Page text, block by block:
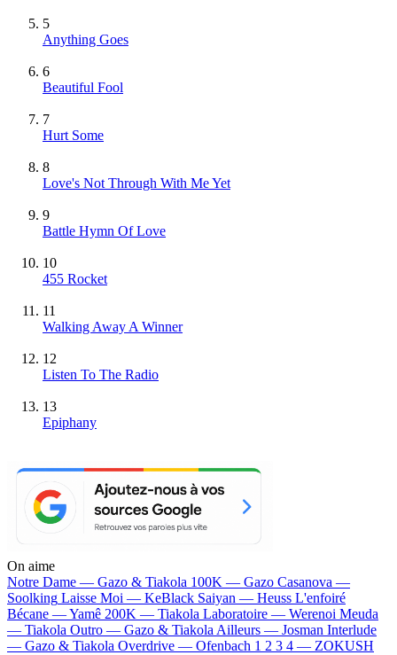
5
Anything Goes
6
Beautiful Fool
7
Hurt Some
8
Love's Not Through With Me Yet
9
Battle Hymn Of Love
10
455 Rocket
11
Walking Away A Winner
12
Listen To The Radio
13
Epiphany
On aime
Notre Dame — Gazo & Tiakola 100K — Gazo Casanova —
Soolking Laisse Moi — KeBlack Saiyan — Heuss L'enfoiré
Bécane —Yamê 200K — Tiakola Laboratoire — Werenoi Meuda
— Tiakola Outro — Gazo & Tiakola Ailleurs — Josman Interlude
— Gazo & Tiakola Overdrive — Ofenbach 1 2 3 4 — ZOKUSH